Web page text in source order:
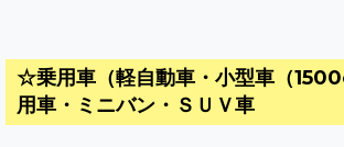
☆乗用車（軽自動車・小型車（
用車・ミニバン・ＳＵＶ車